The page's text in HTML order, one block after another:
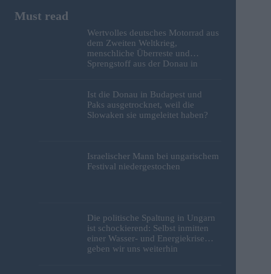
Wertvolles deutsches Motorrad aus
dem Zweiten Weltkrieg,
menschliche Überreste und
Sprengstoff aus der Donau in
Ist die Donau in Budapest und
Paks ausgetrocknet, weil die
Slowaken sie umgeleitet haben?
Israelischer Mann bei ungarischem
Festival niedergestochen
Die politische Spaltung in Ungarn
ist schockierend: Selbst inmitten
einer Wasser- und Energiekrise
geben wir uns weiterhin